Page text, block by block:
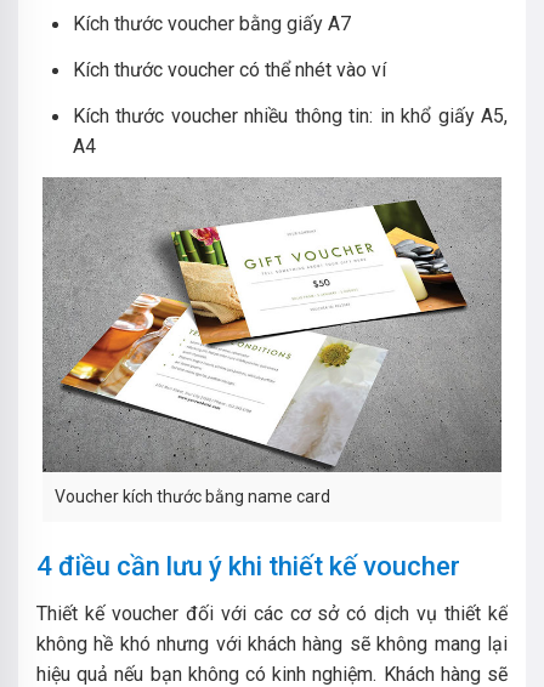
Kích thước voucher bằng giấy A7
Kích thước voucher có thể nhét vào ví
Kích thước voucher nhiều thông tin: in khổ giấy A5,
A4
Voucher kích thước bằng name card
4 điều cần lưu ý khi thiết kế voucher
Thiết kế voucher đối với các cơ sở có dịch vụ thiết kế
không hề khó nhưng với khách hàng sẽ không mang lại
hiệu quả nếu bạn không có kinh nghiệm. Khách hàng sẽ